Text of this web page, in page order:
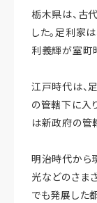
栃木県は、古
した。足利家
利義輝が室町
江戸時代は、
の管轄下に入
は新政府の管
明治時代から
光などのさま
でも発展した